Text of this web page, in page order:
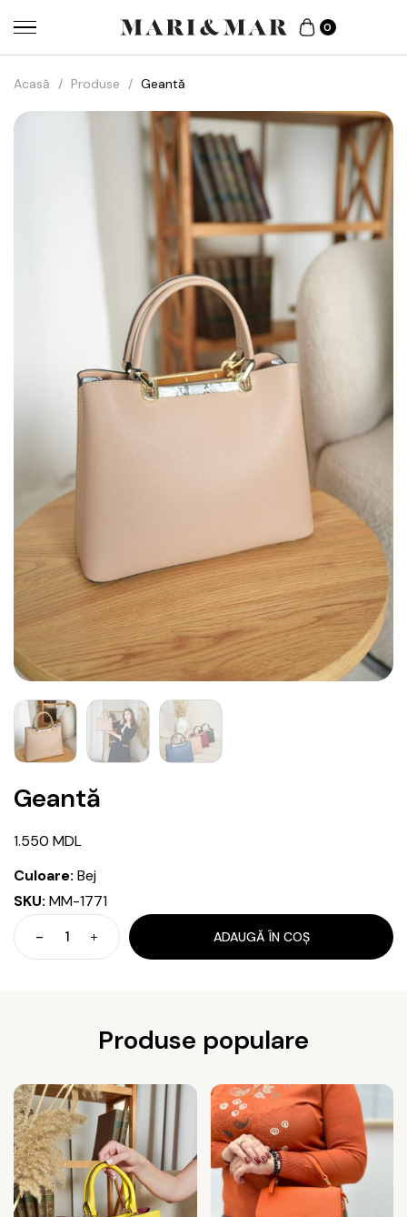
0
Acasă / Produse / Geantă
Geantă
1.550 MDL
Culoare: Bej
SKU: MM-1771
Cantitate
Geantă
ADAUGĂ ÎN COȘ
Produse populare